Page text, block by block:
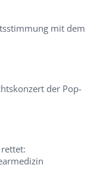
mit dem
der Pop-